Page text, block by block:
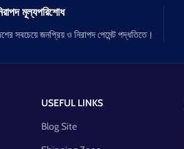
মূল্যপরিশোধ
সবচেয়ে জনপ্রিয় ও নিরাপদ পেমেন্ট পদ্ধতিতে।
USEFUL LINKS
Blog Site